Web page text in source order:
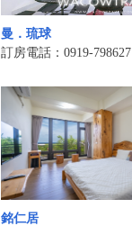
曼．琉球
訂房電話：0919-798627
銘仁居